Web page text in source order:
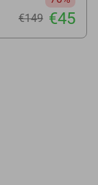
€149 €45